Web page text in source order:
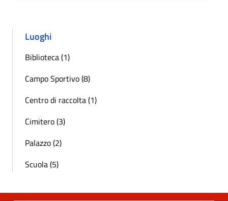
Luoghi
Biblioteca (1)
Campo Sportivo (8)
Centro di raccolta (1)
Cimitero (3)
Palazzo (2)
Scuola (5)